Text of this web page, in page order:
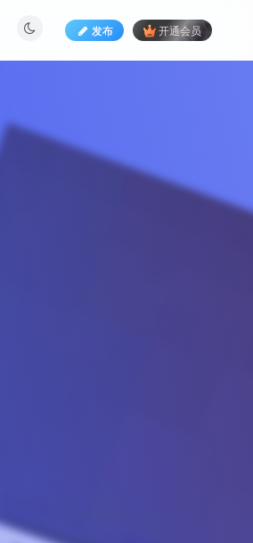
发布 开通会员